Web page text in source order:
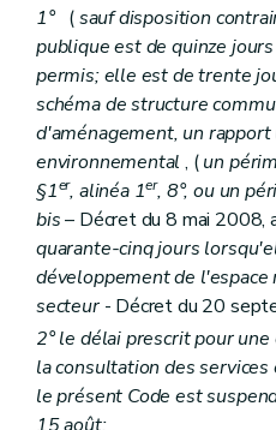
Art. 90
Section 2 Des
Art. 91
Section 3 Des
Art. 92
Art. 93
Art. 94
Art. 95
Art. 96
Art. 97
Section 4 De la
Art. 98
Art. 99
Art. 100
Art. 101
Section 5
De la
Art. 102
Art. 103
1°(sauf disposition
publique est de quinze
permis; elle est de trente
schéma de structure
d'aménagement, un
environnemental , (un
§1er, alinéa 1er, 8°, ou un
bis– Décret du 8 mai 2008,
quarante-cinq jours
développement de
secteur- Décret du 20
2° le délai prescrit pour
la consultation des
le présent Code est